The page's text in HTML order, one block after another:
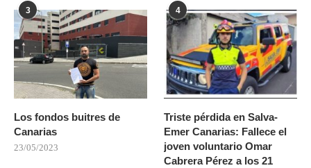
3
Los fondos buitres de
Canarias
23/05/2023
4
Triste pérdida en Salva-
Emer Canarias: Fallece el
joven voluntario Omar
Cabrera Pérez a los 21